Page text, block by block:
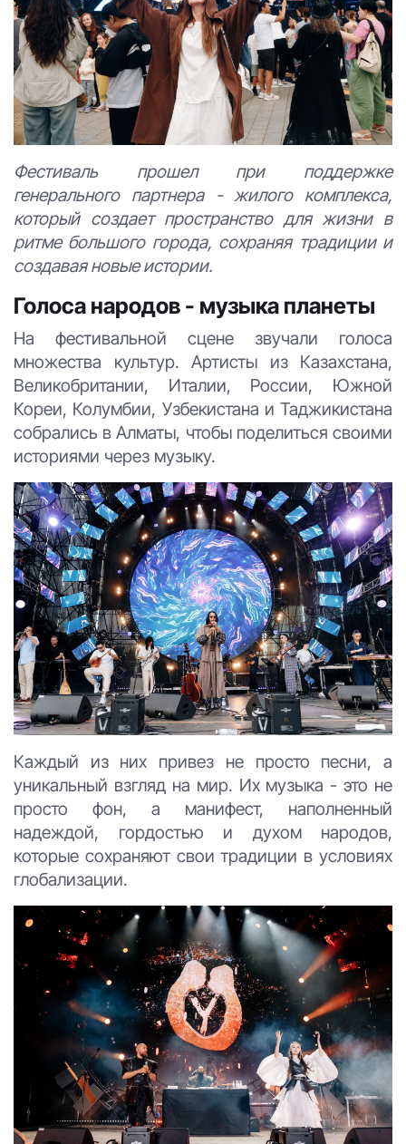
Фестиваль прошел при поддержке
генерального партнера - жилого комплекса,
который создает пространство для жизни в
ритме большого города, сохраняя традиции и
создавая новые истории.
Голоса народов - музыка планеты
На фестивальной сцене звучали голоса
множества культур. Артисты из Казахстана,
Великобритании, Италии, России, Южной
Кореи, Колумбии, Узбекистана и Таджикистана
собрались в Алматы, чтобы поделиться своими
историями через музыку.
Каждый из них привез не просто песни, а
уникальный взгляд на мир. Их музыка - это не
просто фон, а манифест, наполненный
надеждой, гордостью и духом народов,
которые сохраняют свои традиции в условиях
глобализации.